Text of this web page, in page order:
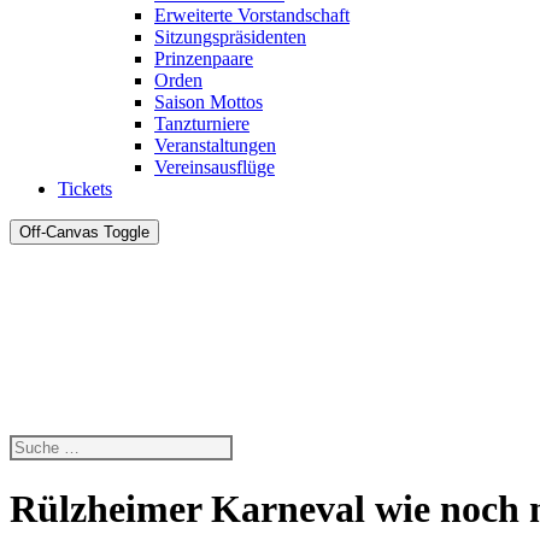
Erweiterte Vorstandschaft
Sitzungspräsidenten
Prinzenpaare
Orden
Saison Mottos
Tanzturniere
Veranstaltungen
Vereinsausflüge
Tickets
Off-Canvas Toggle
Rülzheimer Karneval wie noch